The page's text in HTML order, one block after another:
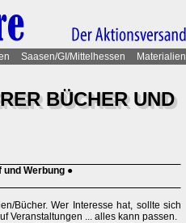
Saasen/GI/Mittelhessen Materialien
BÜCHER UND
Werbung ●
Bücher. Wer Interesse hat, sollte sich
Veranstaltungen ... alles kann passen.